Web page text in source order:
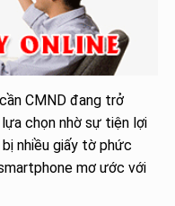
CMND đang trở
chọn nhờ sự tiện lợi
nhiều giấy tờ phức
mơ ước với